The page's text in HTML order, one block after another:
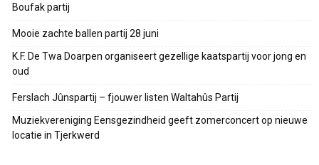
Boufak partij
Mooie zachte ballen partij 28 juni
K.F. De Twa Doarpen organiseert gezellige kaatspartij voor jong en
oud
Ferslach Jûnspartij – fjouwer listen Waltahûs Partij
Muziekvereniging Eensgezindheid geeft zomerconcert op nieuwe
locatie in Tjerkwerd